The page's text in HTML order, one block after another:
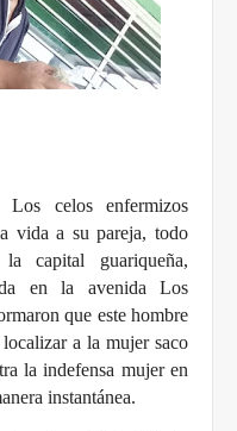
Los celos enfermizos
vida a su pareja, todo
capital guariqueña,
en la avenida Los
que este hombre
a la mujer saco
la indefensa mujer en
instantánea.